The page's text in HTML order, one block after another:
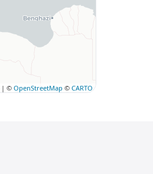
| © OpenStreetMap © CARTO